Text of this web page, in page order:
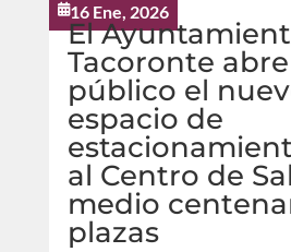
16 Ene, 2026
El
Tacoronte
público el
espacio de
al Centro de
medio
plazas